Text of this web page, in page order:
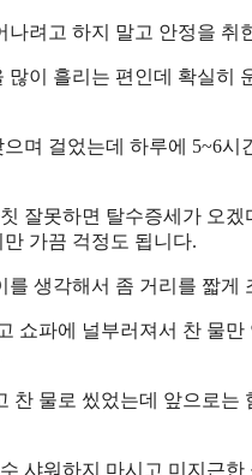
려고 하지 말고 안정을 취
이 흘리는 편인데 확실히
며 걸었는데 하루에 5~6
잘못하면 탈수증세가 오
가끔 걱정도 됩니다.
생각해서 좀 거리를 짧게
쇼파에 널부러져서 찬 물
찬 물로 씼었는데 앞으로
샤워하지 마시고 미지근